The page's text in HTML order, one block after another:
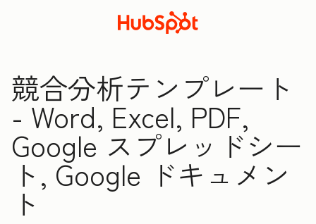
競合分析テンプレート
- Word, Excel, PDF,
Google スプレッドシー
ト, Google ドキュメン
ト